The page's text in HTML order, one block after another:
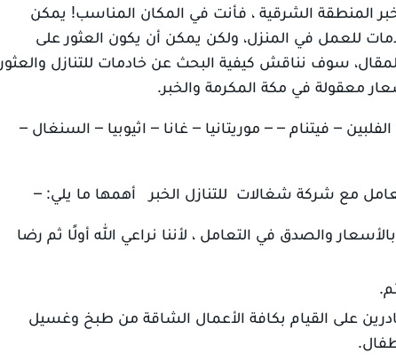
المنطقة الشرقية ، فأنت في المكان المناسب! يمكن
للعمل في المنزل، ولكن يمكن أن يكون العثور على
سوف نناقش كيفية البحث عن خادمات للتنازل والعثور
معقولة في مكة المكرمة والخبر.
– فيتنام – – موريتانيا – غانا – اثيوبيا – السنغال –
مع شركة شغالات للتنازل الخبر أهمها ما يلي: –
والصدق في التعامل ، لأننا نراعي الله أولًا ثم رضا
على القيام بكافة الأعمال الشاقة من طبخ وغسيل